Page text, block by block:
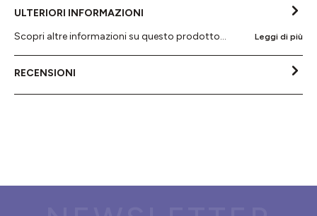
ULTERIORI INFORMAZIONI
Scopri altre informazioni su questo prodotto...
Leggi di più
RECENSIONI